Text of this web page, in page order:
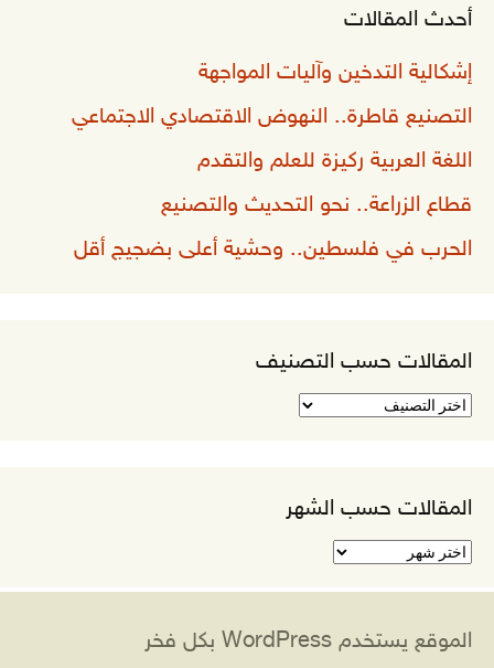
أحدث المقالات
إشكالية التدخين وآليات المواجهة
التصنيع قاطرة.. النهوض الاقتصادي الاجتماعي
اللغة العربية ركيزة للعلم والتقدم
قطاع الزراعة.. نحو التحديث والتصنيع
الحرب في فلسطين.. وحشية أعلى بضجيج أقل
المقالات حسب التصنيف
المقالات
المقالات حسب الشهر
المقالات
حسب
الموقع يستخدم WordPress بكل فخر